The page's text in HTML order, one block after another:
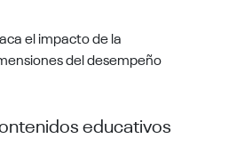
el impacto de la
del desempeño
educativos